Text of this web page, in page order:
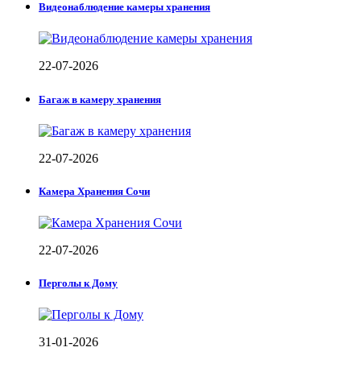
Видеонаблюдение камеры хранения
22-07-2026
Багаж в камеру хранения
22-07-2026
Камера Хранения Сочи
22-07-2026
Перголы к Дому
31-01-2026